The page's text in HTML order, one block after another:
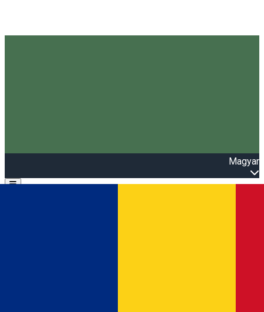
Magyar
Open main menu